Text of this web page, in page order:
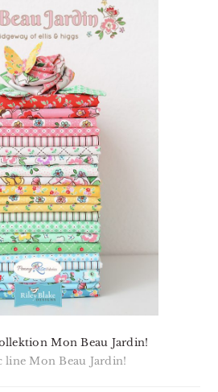
Mon Beau Jardin!
line Mon Beau Jardin!